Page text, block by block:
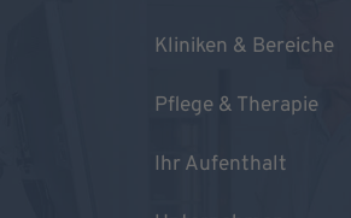
Kliniken & Bereiche
Pflege & Therapie
Ihr Aufenthalt